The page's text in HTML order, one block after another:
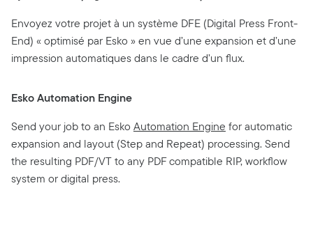
Envoyez votre projet à un système DFE (Digital Press Front-
End) « optimisé par Esko » en vue d’une expansion et d’une
impression automatiques dans le cadre d’un flux.
Esko Automation Engine
Send your job to an Esko Automation Engine for automatic
expansion and layout (Step and Repeat) processing. Send
the resulting PDF/VT to any PDF compatible RIP, workflow
system or digital press.